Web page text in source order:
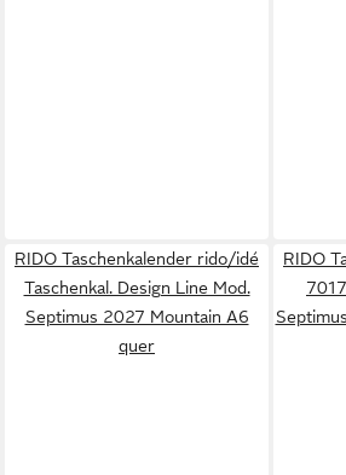
RIDO Taschenkalender rido/idé
Taschenkal. Design Line Mod.
Septimus 2027 Mountain A6
quer
RIDO